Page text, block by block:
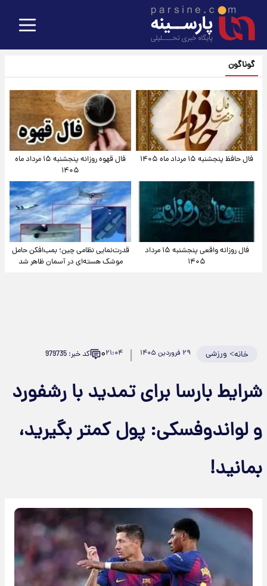
گوناگون
فال حافظ پنجشنبه ۱۵ مرداد ماه ۱۴۰۵
فال قهوه روزانه پنجشنبه ۱۵ مرداد ماه
۱۴۰۵
فال روزانه واقعی پنجشنبه ۱۵ مرداد
۱۴۰۵
قدرت‌نمایی نظامی چین؛ بمب‌افکن حامل
موشک هسته‌ای در آسمان ظاهر شد
خانه> ورزشی ۲۹ فروردین ۱۴۰۵ ۲۱:۰۴۰ کد خبر: 979735
شرایط بارسا برای تمدید با رشفورد
و لواندوفسکی: پول کمتر بگیرید،
بمانید!